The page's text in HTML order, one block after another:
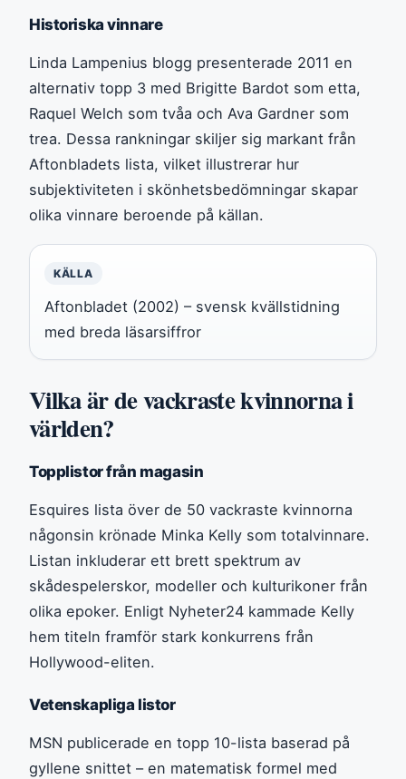
Historiska vinnare
Linda Lampenius blogg presenterade 2011 en
alternativ topp 3 med Brigitte Bardot som etta,
Raquel Welch som tvåa och Ava Gardner som
trea. Dessa rankningar skiljer sig markant från
Aftonbladets lista, vilket illustrerar hur
subjektiviteten i skönhetsbedömningar skapar
olika vinnare beroende på källan.
KÄLLA
Aftonbladet (2002) – svensk kvällstidning
med breda läsarsiffror
Vilka är de vackraste kvinnorna i
världen?
Topplistor från magasin
Esquires lista över de 50 vackraste kvinnorna
någonsin krönade Minka Kelly som totalvinnare.
Listan inkluderar ett brett spektrum av
skådespelerskor, modeller och kulturikoner från
olika epoker. Enligt Nyheter24 kammade Kelly
hem titeln framför stark konkurrens från
Hollywood-eliten.
Vetenskapliga listor
MSN publicerade en topp 10-lista baserad på
gyllene snittet – en matematisk formel med